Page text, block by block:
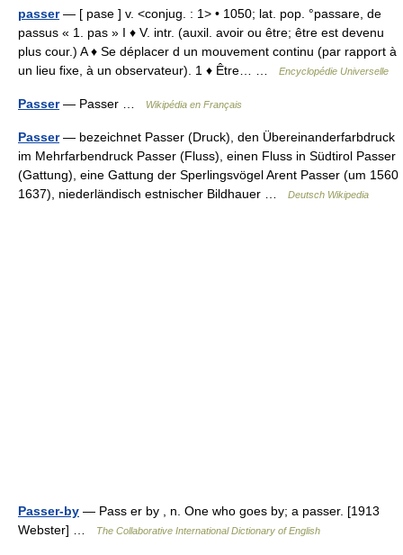
passer— [ pase ] v. <conjug. : 1> • 1050; lat. pop. °passare, de
passus « 1. pas » I ♦ V. intr. (auxil. avoir ou être; être est devenu
plus cour.) A ♦ Se déplacer d un mouvement continu (par rapport à
un lieu fixe, à un observateur). 1 ♦ Être… …
Encyclopédie Universelle
Passer— Passer … Wikipédia en Français
Passer— bezeichnet Passer (Druck), den Übereinanderfarbdruck
im Mehrfarbendruck Passer (Fluss), einen Fluss in Südtirol Passer
(Gattung), eine Gattung der Sperlingsvögel Arent Passer (um 1560
1637), niederländisch estnischer Bildhauer …
Deutsch Wikipedia
Passer-by — Pass er by , n. One who goes by; a passer. [1913
Webster] …
The Collaborative International Dictionary of English